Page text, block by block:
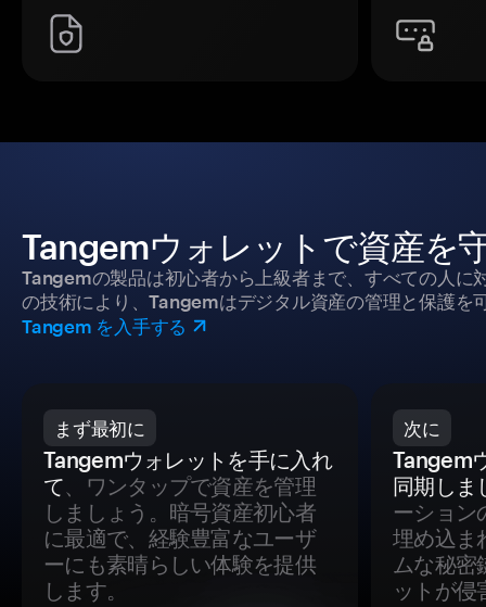
Tangemウォレットで資産を
Tangemの製品は初心者から上級者まで、すべての人に
の技術により、Tangemはデジタル資産の管理と保護を
Tangem を入手する
まず最初に
Tangemウォレットを手に入れ
て、ワンタップで資産を管理
しましょう。暗号資産初心者
に最適で、経験豊富なユーザ
ーにも素晴らしい体験を提供
します。
次に
Tangem
同期しま
ーション
埋め込ま
ムな秘密
ットが侵